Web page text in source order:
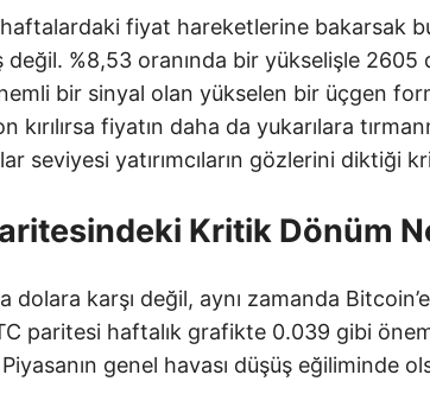
fiyat hareketlerine bakarsak bu
değil. %8,53 oranında bir yükselişle 2605
bir sinyal olan yükselen bir üçgen
kırılırsa fiyatın daha da yukarılara
seviyesi yatırımcıların gözlerini diktiği
Kritik Dönüm
dolara karşı değil, aynı zamanda
paritesi haftalık grafikte 0.039 gibi
genel havası düşüş eğiliminde